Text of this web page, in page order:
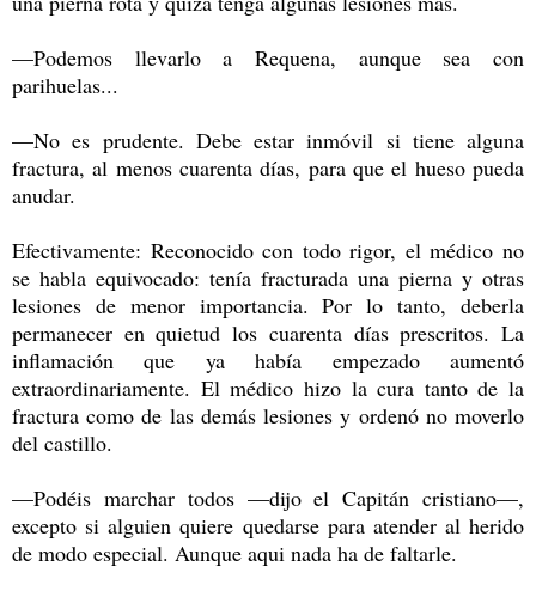
—Podemos llevarlo a Requena, aunque sea con
parihuelas...
—No es prudente. Debe estar inmóvil si tiene alguna
fractura, al menos cuarenta días, para que el hueso pueda
anudar.
Efectivamente: Reconocido con todo rigor, el médico no
se habla equivocado: tenía fracturada una pierna y otras
lesiones de menor importancia. Por lo tanto, deberla
permanecer en quietud los cuarenta días prescritos. La
inflamación que ya había empezado aumentó
extraordinariamente. El médico hizo la cura tanto de la
fractura como de las demás lesiones y ordenó no moverlo
del castillo.
—Podéis marchar todos —dijo el Capitán cristiano—,
excepto si alguien quiere quedarse para atender al herido
de modo especial. Aunque aqui nada ha de faltarle.